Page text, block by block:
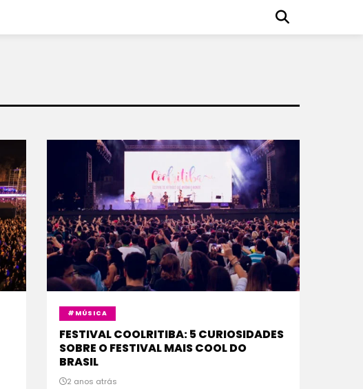
#MÚSICA
FESTIVAL COOLRITIBA: 5 CURIOSIDADES
SOBRE O FESTIVAL MAIS COOL DO
BRASIL
2 anos atrás